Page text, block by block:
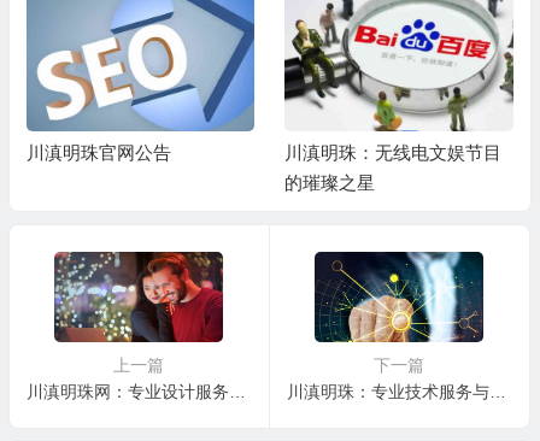
川滇明珠官网公告
川滇明珠：无线电文娱节目
的璀璨之星
上一篇
下一篇
川滇明珠：专业技术服务与软件开发的领军者